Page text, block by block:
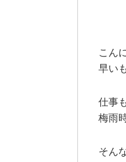
こん
早い
仕事
梅雨
そん